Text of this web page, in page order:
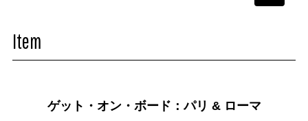
Item
ゲット・オン・ボード：パリ & ローマ